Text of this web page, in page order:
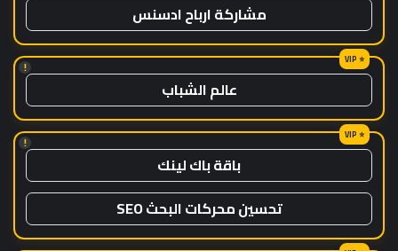
مشاركة ارباح ادسنس
!
عالم الشباب
!
باقة باك لينك
تحسين محركات البحث SEO